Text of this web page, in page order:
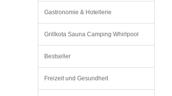
Gastronomie & Hotellerie
Grillkota Sauna Camping Whirlpool
Bestseller
Freizeit und Gesundheit